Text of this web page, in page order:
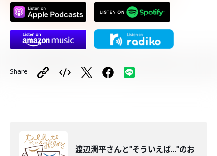
Share
渡辺潤平さんと"そういえば…"のお